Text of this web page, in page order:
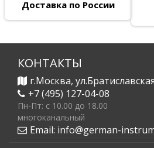
Доставка по России
КОНТАКТЫ
г.Москва,
+7 (495) 127-04-08
Пн-Пт: c 10.00 до 18.00
многоканальный
Email: info@german-